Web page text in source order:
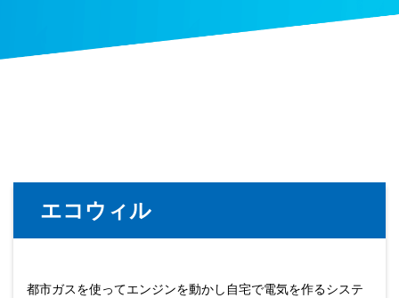
エコウィル
都市ガスを使ってエンジンを動かし自宅で電気を作るシステ